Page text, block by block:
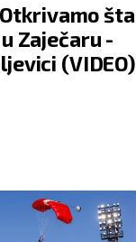
Otkrivamo šta
Zaječaru -
(VIDEO)